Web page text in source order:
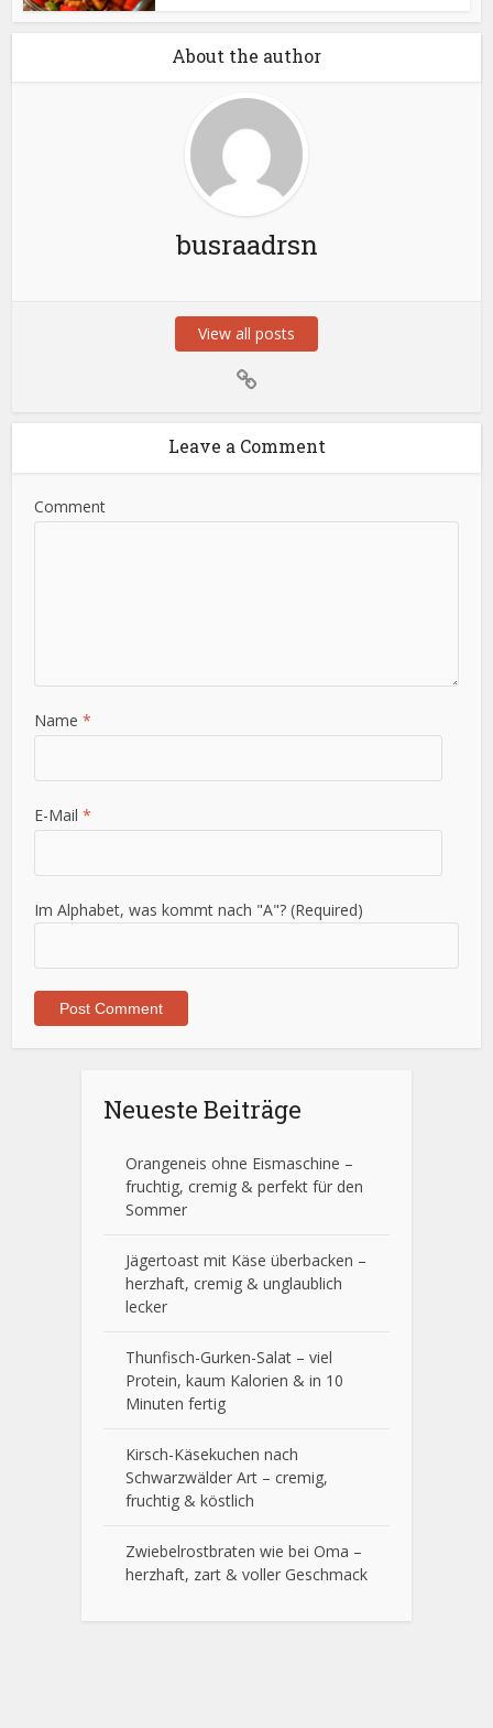
About the author
busraadrsn
View all posts
Leave a Comment
Comment
Name*
E-Mail*
Im Alphabet, was kommt nach "A"? (Required)
Neueste Beiträge
Orangeneis ohne Eismaschine –
fruchtig, cremig & perfekt für den
Sommer
Jägertoast mit Käse überbacken –
herzhaft, cremig & unglaublich
lecker
Thunfisch-Gurken-Salat – viel
Protein, kaum Kalorien & in 10
Minuten fertig
Kirsch-Käsekuchen nach
Schwarzwälder Art – cremig,
fruchtig & köstlich
Zwiebelrostbraten wie bei Oma –
herzhaft, zart & voller Geschmack